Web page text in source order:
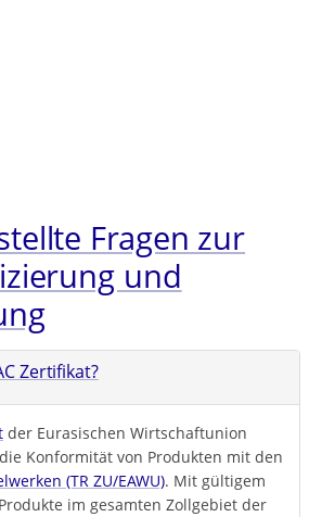
Fragen zur
und
Zertifikat?
der Eurasischen Wirtschaftunion
Konformität von Produkten mit den
(TR ZU/EAWU). Mit gültigem
im gesamten Zollgebiet der